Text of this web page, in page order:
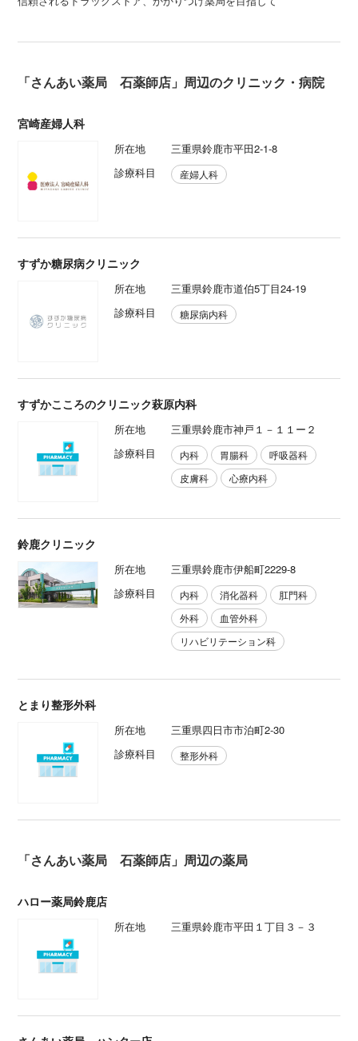
「さんあい薬局 石薬師店」周辺のクリニック・病院
宮崎産婦人科
所在地
三重県鈴鹿市平田2-1-8
診療科目
産婦人科
すずか糖尿病クリニック
所在地
三重県鈴鹿市道伯5丁目24-19
診療科目
糖尿病内科
すずかこころのクリニック萩原内科
所在地
三重県鈴鹿市神戸１－１１ー２
診療科目
内科 胃腸科
呼吸器科
皮膚科
心療内科
鈴鹿クリニック
所在地
三重県鈴鹿市伊船町2229-8
診療科目
内科 消化器科
肛門科
外科
血管外科
リハビリテーション科
とまり整形外科
所在地
三重県四日市市泊町2-30
診療科目
整形外科
「さんあい薬局 石薬師店」周辺の薬局
ハロー薬局鈴鹿店
所在地 三重県鈴鹿市平田１丁目３－３